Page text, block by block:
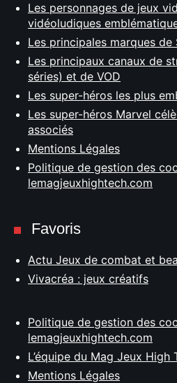
Les personnages de jeux
vidéoludiques
Les principales marques de
Les principaux canaux de
séries) et de VOD
Les super-héros les plus
Les super-héros Marvel
associés
Mentions Légales
Politique de gestion des
lemagjeuxhightech.com
Favoris
Actu Jeux de combat et
Vivacréa : jeux créatifs
Politique de gestion des
lemagjeuxhightech.com
L’équipe du Mag Jeux High
Mentions Légales